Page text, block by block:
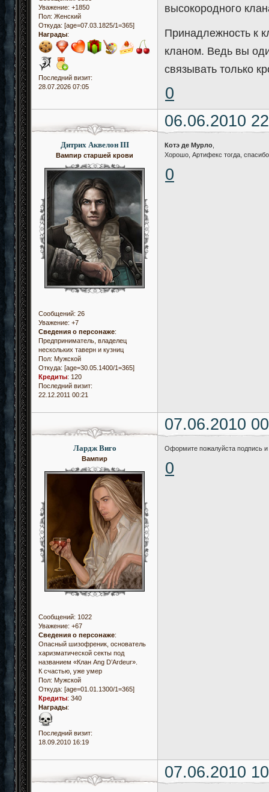
Уважение: +1850
Пол: Женский
Откуда: [age=07.03.1825/1=365]
Награды:
Последний визит:
28.07.2026 07:05
высокородного
Принадлежность к
кланом. Ведь вы
связывать только
0
06.06.2010
Дитрих Аквелон III
Вампир старшей крови
Сообщений: 26
Уважение: +7
Сведения о персонаже:
Предприниматель, владелец
нескольких таверн и кузниц
Пол: Мужской
Откуда: [age=30.05.1400/1=365]
Кредиты: 120
Последний визит:
22.12.2011 00:21
Котэ де Мурло
Хорошо, Артифекс тогда,
0
07.06.2010
Лардж Виго
Вампир
Сообщений: 1022
Уважение: +67
Сведения о персонаже:
Опасный шизофреник, основатель
харизматической секты под
названием «Клан Ang D’Ardeur».
К счастью, уже умер
Пол: Мужской
Откуда: [age=01.01.1300/1=365]
Кредиты: 340
Награды:
Последний визит:
18.09.2010 16:19
Оформите пожалуйста подпись и
0
07.06.2010